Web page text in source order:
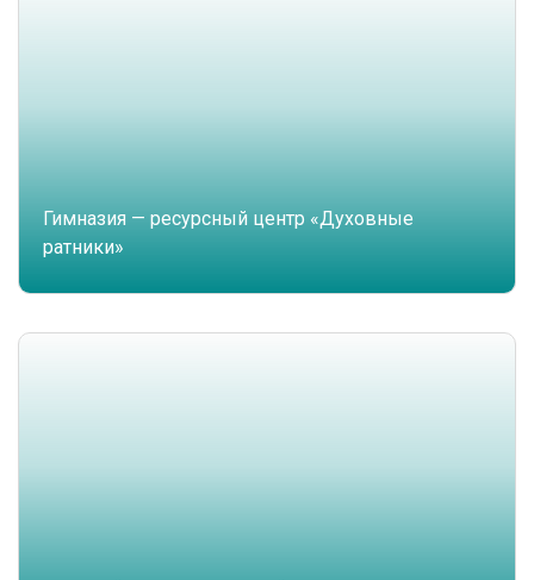
Гимназия — ресурсный центр «Духовные
ратники»